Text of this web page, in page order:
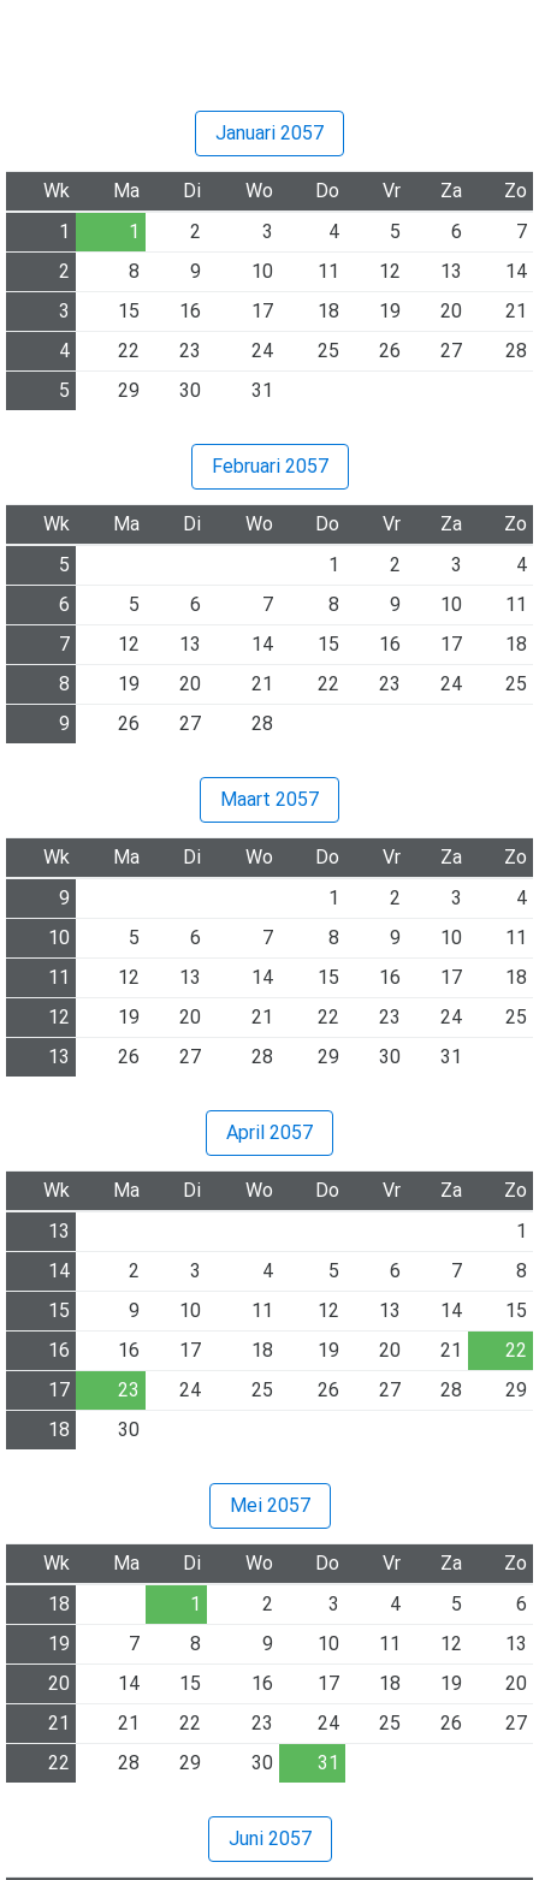
Januari 2057
Wk Ma Di Wo Do Vr Za
Zo
1
1 2 3 4 5 6
7
2
8 9 10 11 12 13
14
3
15 16 17 18 19 20
21
4
22 23 24 25 26 27
28
5
29 30 31
Februari 2057
Wk Ma Di Wo Do Vr Za
Zo
5
1 2 3
4
6
5 6 7 8 9 10
11
7
12 13 14 15 16 17
18
8
19 20 21 22 23 24
25
9
26 27 28
Maart 2057
Wk Ma Di Wo Do Vr Za
Zo
9
1 2 3
4
10
5 6 7 8 9 10
11
11
12 13 14 15 16 17
18
12
19 20 21 22 23 24
25
13
26 27 28 29 30 31
April 2057
Wk Ma Di Wo Do Vr Za
Zo
13
1
14
2 3 4 5 6 7
8
15
9 10 11 12 13 14
15
16
16 17 18 19 20 21
22
17
23 24 25 26 27 28
29
18
30
Mei 2057
Wk Ma Di Wo Do Vr Za
Zo
18
1 2 3 4 5
6
19
7 8 9 10 11 12
13
20
14 15 16 17 18 19
20
21
21 22 23 24 25 26
27
22
28 29 30 31
Juni 2057